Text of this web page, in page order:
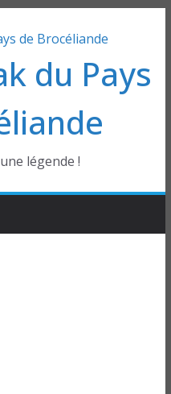
du Pays
légende !